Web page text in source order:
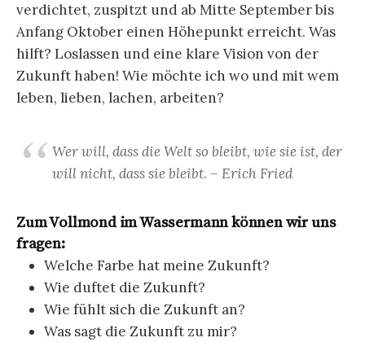
verdichtet, zuspitzt und ab Mitte September bis
Anfang Oktober einen Höhepunkt erreicht. Was
hilft? Loslassen und eine klare Vision von der
Zukunft haben! Wie möchte ich wo und mit wem
leben, lieben, lachen, arbeiten?
Wer will, dass die Welt so bleibt, wie sie ist, der
will nicht, dass sie bleibt. – Erich Fried
Zum Vollmond im Wassermann können wir uns
fragen:
Welche Farbe hat meine Zukunft?
Wie duftet die Zukunft?
Wie fühlt sich die Zukunft an?
Was sagt die Zukunft zu mir?